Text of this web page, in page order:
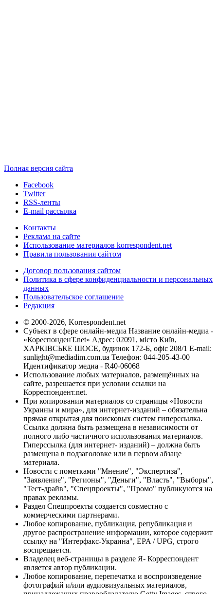
Полная версия сайта
Facebook
Twitter
RSS-ленты
E-mail рассылка
Контакты
Реклама на сайте
Использование материалов korrespondent.net
Правила пользования сайтом
Договор пользования сайтом
Политика в сфере конфиденциальности и персональных
данных
Пользовательское соглашение
Редакция
© 2000-2026, Korrespondent.net
Субъект в сфере онлайн-медиа Название онлайн-медиа -
«КореспонденТ.net» Адрес: 02091, місто Київ,
ХАРКІВСЬКЕ ШОСЕ, будинок 172-Б, офіс 208/1 E-mail:
sunlight@mediadim.com.ua Телефон: 044-205-43-00
Идентификатор медиа - R40-06068
Использование любых материалов, размещённых на
сайте, разрешается при условии ссылки на
Корреспондент.net.
При копировании материалов со страницы «Новости
Украины и мира», для интернет-изданий – обязательна
прямая открытая для поисковых систем гиперссылка.
Ссылка должна быть размещена в независимости от
полного либо частичного использования материалов.
Гиперссылка (для интернет- изданий) – должна быть
размещена в подзаголовке или в первом абзаце
материала.
Новости с пометками "Мнение", "Экспертиза",
"Заявление", "Регионы", "Деньги", "Власть", "Выборы",
"Тест-драйв", "Спецпроекты", "Промо" публикуются на
правах рекламы.
Раздел Спецпроекты создается совместно с
коммерческими партнерами.
Любое копирование, публикация, републикация и
другое распространение информации, которое содержит
ссылку на "Интерфакс-Украина", EPA / UPG, строго
воспрещается.
Владелец веб-страницы в разделе Я- Корреспондент
является автор публикации.
Любое копирование, перепечатка и воспроизведение
фотографий и/или аудиовизуальных материалов,